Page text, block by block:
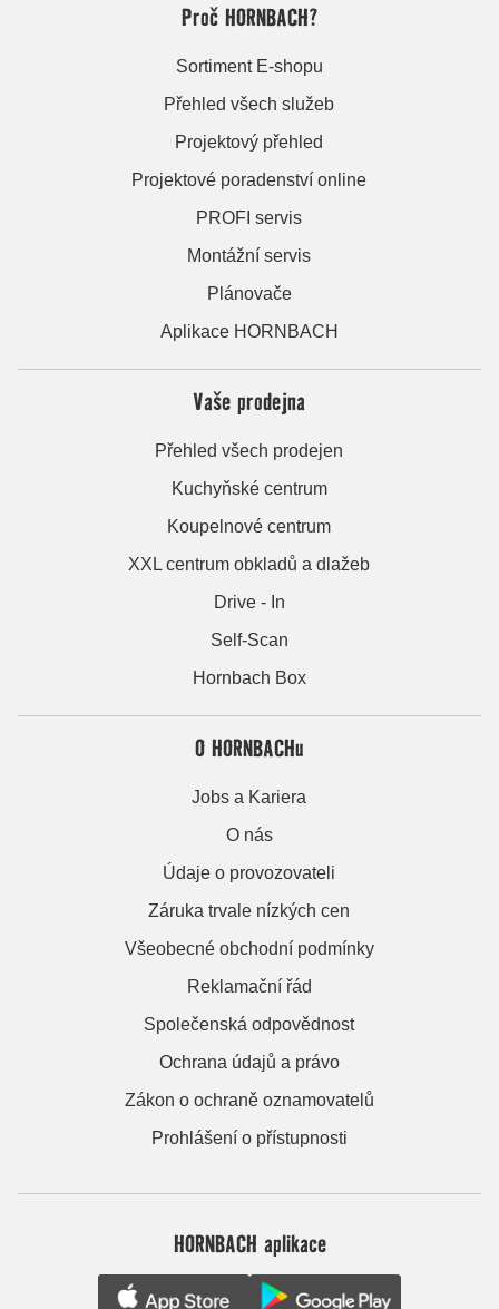
Proč HORNBACH?
Sortiment E-shopu
Přehled všech služeb
Projektový přehled
Projektové poradenství online
PROFI servis
Montážní servis
Plánovače
Aplikace HORNBACH
Vaše prodejna
Přehled všech prodejen
Kuchyňské centrum
Koupelnové centrum
XXL centrum obkladů a dlažeb
Drive - In
Self-Scan
Hornbach Box
O HORNBACHu
Jobs a Kariera
O nás
Údaje o provozovateli
Záruka trvale nízkých cen
Všeobecné obchodní podmínky
Reklamační řád
Společenská odpovědnost
Ochrana údajů a právo
Zákon o ochraně oznamovatelů
Prohlášení o přístupnosti
HORNBACH aplikace